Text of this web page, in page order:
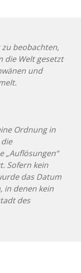
zu beobachten,
die Welt gesetzt
und
Ordnung in
„Auflösungen“
Sofern kein
das Datum
in denen kein
des